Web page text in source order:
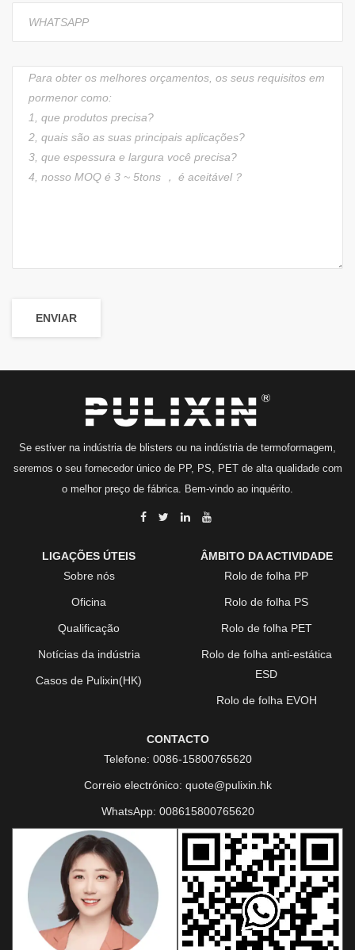
Se estiver na indústria de blisters ou na indústria de termoformagem,
seremos o seu fornecedor único de PP, PS, PET de alta qualidade com
o melhor preço de fábrica. Bem-vindo ao inquérito.
LIGAÇÕES ÚTEIS
Sobre nós
Oficina
Qualificação
Notícias da indústria
Casos de Pulixin(HK)
ÂMBITO DA ACTIVIDADE
Rolo de folha PP
Rolo de folha PS
Rolo de folha PET
Rolo de folha anti-estática
ESD
Rolo de folha EVOH
CONTACTO
Telefone: 0086-15800765620
Correio electrónico: quote@pulixin.hk
WhatsApp: 008615800765620